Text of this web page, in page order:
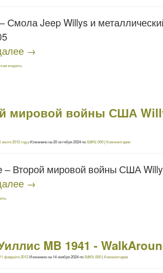
Смола Jeep Willys и
→
модель
мировой войны США
1 июля 2012 годаИзменено на20 октября 2024поSdKfz.000|Комментарии
– Второй мировой войны США
→
MB 1941 -
11 февраля 2012Изменено на 14 ноября 2024поSdKfz.000|Комментарии